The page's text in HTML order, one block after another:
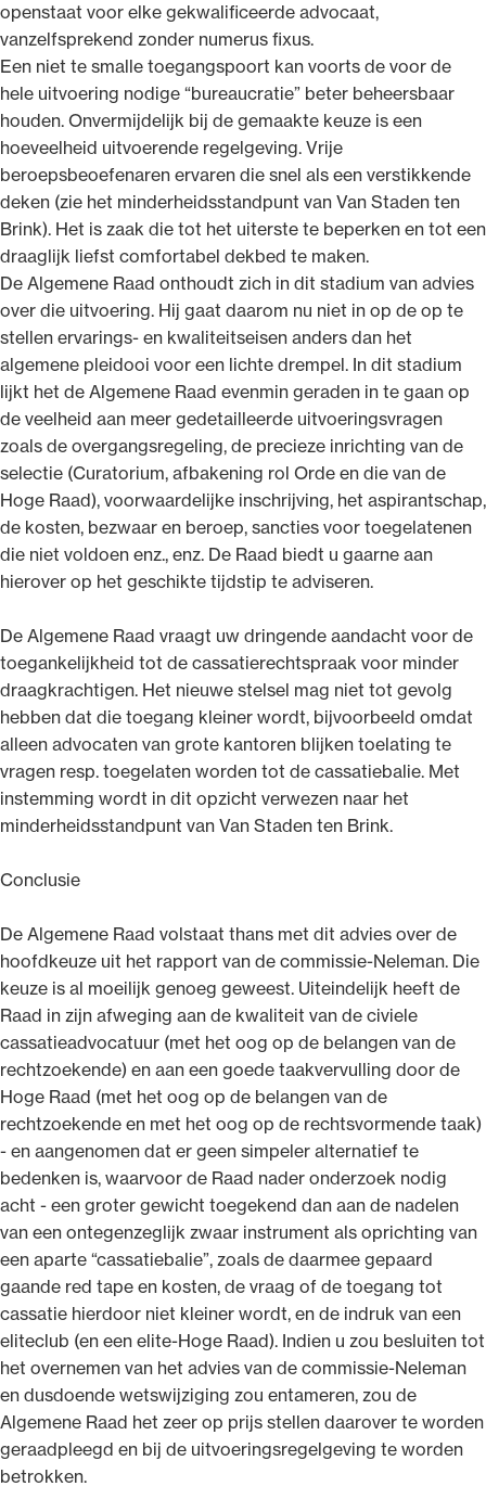
openstaat voor elke gekwalificeerde advocaat,
vanzelfsprekend zonder numerus fixus.
Een niet te smalle toegangspoort kan voorts de voor de
hele uitvoering nodige “bureaucratie” beter beheersbaar
houden. Onvermijdelijk bij de gemaakte keuze is een
hoeveelheid uitvoerende regelgeving. Vrije
beroepsbeoefenaren ervaren die snel als een verstikkende
deken (zie het minderheidsstandpunt van Van Staden ten
Brink). Het is zaak die tot het uiterste te beperken en tot een
draaglijk liefst comfortabel dekbed te maken.
De Algemene Raad onthoudt zich in dit stadium van advies
over die uitvoering. Hij gaat daarom nu niet in op de op te
stellen ervarings- en kwaliteitseisen anders dan het
algemene pleidooi voor een lichte drempel. In dit stadium
lijkt het de Algemene Raad evenmin geraden in te gaan op
de veelheid aan meer gedetailleerde uitvoeringsvragen
zoals de overgangsregeling, de precieze inrichting van de
selectie (Curatorium, afbakening rol Orde en die van de
Hoge Raad), voorwaardelijke inschrijving, het aspirantschap,
de kosten, bezwaar en beroep, sancties voor toegelatenen
die niet voldoen enz., enz. De Raad biedt u gaarne aan
hierover op het geschikte tijdstip te adviseren.
De Algemene Raad vraagt uw dringende aandacht voor de
toegankelijkheid tot de cassatierechtspraak voor minder
draagkrachtigen. Het nieuwe stelsel mag niet tot gevolg
hebben dat die toegang kleiner wordt, bijvoorbeeld omdat
alleen advocaten van grote kantoren blijken toelating te
vragen resp. toegelaten worden tot de cassatiebalie. Met
instemming wordt in dit opzicht verwezen naar het
minderheidsstandpunt van Van Staden ten Brink.
Conclusie
De Algemene Raad volstaat thans met dit advies over de
hoofdkeuze uit het rapport van de commissie-Neleman. Die
keuze is al moeilijk genoeg geweest. Uiteindelijk heeft de
Raad in zijn afweging aan de kwaliteit van de civiele
cassatieadvocatuur (met het oog op de belangen van de
rechtzoekende) en aan een goede taakvervulling door de
Hoge Raad (met het oog op de belangen van de
rechtzoekende en met het oog op de rechtsvormende taak)
- en aangenomen dat er geen simpeler alternatief te
bedenken is, waarvoor de Raad nader onderzoek nodig
acht - een groter gewicht toegekend dan aan de nadelen
van een ontegenzeglijk zwaar instrument als oprichting van
een aparte “cassatiebalie”, zoals de daarmee gepaard
gaande red tape en kosten, de vraag of de toegang tot
cassatie hierdoor niet kleiner wordt, en de indruk van een
eliteclub (en een elite-Hoge Raad). Indien u zou besluiten tot
het overnemen van het advies van de commissie-Neleman
en dusdoende wetswijziging zou entameren, zou de
Algemene Raad het zeer op prijs stellen daarover te worden
geraadpleegd en bij de uitvoeringsregelgeving te worden
betrokken.